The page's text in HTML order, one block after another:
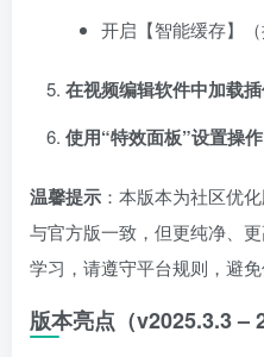
开启【智能缓存】（
在视频编辑软件中加载
使用“特效面板”设置操
温馨提示 ：本版本为社区优
与官方版一致，但更纯净、
学习，请遵守平台规则，避免
版本亮点（v2025.3.3 –